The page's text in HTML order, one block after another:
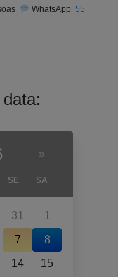
WhatsApp 55
»
SE SA
31
1
7
8
14
15